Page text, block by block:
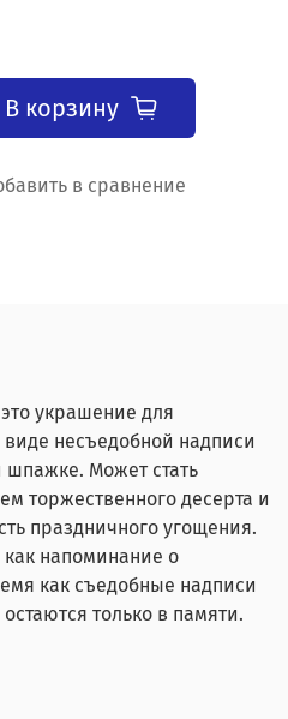
в сравнение
В корзину
украшение для
несъедобной надписи
шпажке. Может стать
торжественного десерта и
праздничного угощения.
напоминание о
как съедобные надписи
только в памяти.